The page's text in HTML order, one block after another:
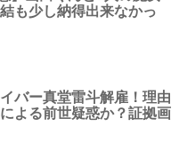
も少し納得出来なかっ
バー真堂雷斗解雇！理由
よる前世疑惑か？証拠画